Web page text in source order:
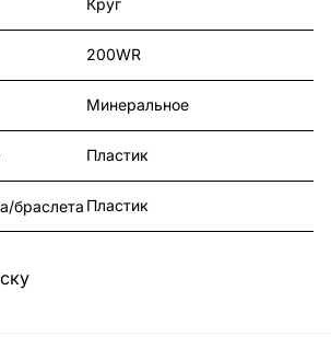
Круг
200WR
Минеральное
Пластик
браслета Пластик